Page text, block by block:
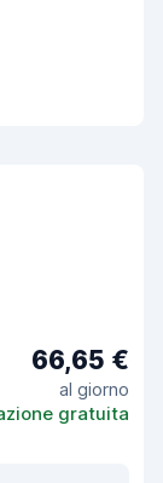
66,65 €
al giorno
gratuita